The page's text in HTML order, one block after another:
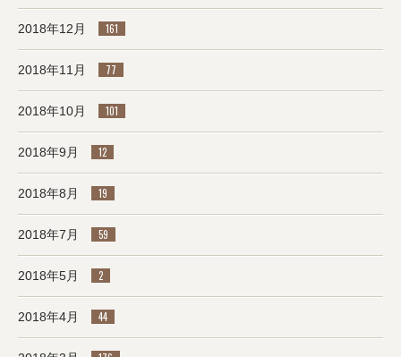
2018年12月 161
2018年11月 77
2018年10月 101
2018年9月 12
2018年8月 19
2018年7月 59
2018年5月 2
2018年4月 44